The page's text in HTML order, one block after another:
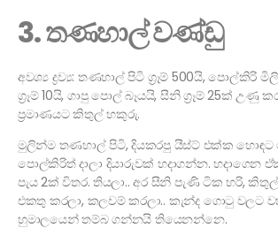
3. තණහාල් වණ්ඩු
අවශ්‍ය ද්‍රව්‍ය: තණහාල් පිටි ග්‍රෑම් 500යි, පොල්කිරි
ග්‍රෑම් 10යි, ගාපු පොල් බෑයයි, සීනි ග්‍රෑම් 25ක් උණු
ප්‍රමාණයට කිතුල් හකුරු.
මුලින්ම තණහාල් පිටි, දියකරපු යීස්ට් එක්ක හොඳට
පොල්කිරිත් දාලා දියාරුවක් හදාගන්න.
පැය 2ක් විතර. තියලා.. අර සීනි පැණි ටික හරි,
එකතු කරලා, කලවම් කරලා.. කැන්ද ගොටු වලට
හුමාලයෙන් තම්බ ගන්නයි තියෙනන්නෙ.